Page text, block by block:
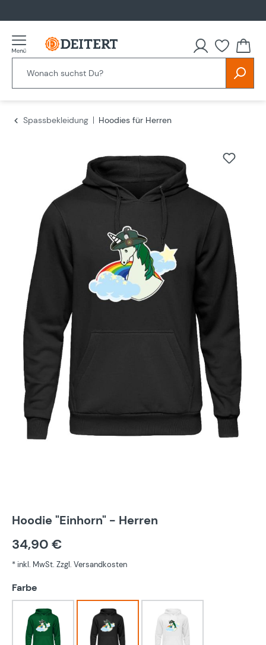
Spassbekleidung
Hoodies für Herren
Hoodie "Einhorn" - Herren
34,90 €
* inkl. MwSt. Zzgl. Versandkosten
Farbe
Grün Schwarz Weiß